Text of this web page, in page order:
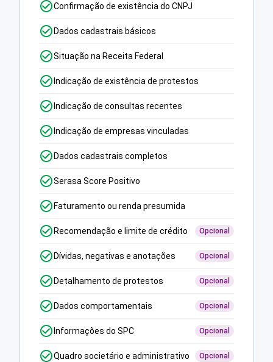
Confirmação de existência do CNPJ
Dados cadastrais básicos
Situação na Receita Federal
Indicação de existência de protestos
Indicação de consultas recentes
Indicação de empresas vinculadas
Dados cadastrais completos
Serasa Score Positivo
Faturamento ou renda presumida
Recomendação e limite de crédito Opcional
Dívidas, negativas e anotações Opcional
Detalhamento de protestos Opcional
Dados comportamentais Opcional
Informações do SPC Opcional
Quadro societário e administrativo Opcional